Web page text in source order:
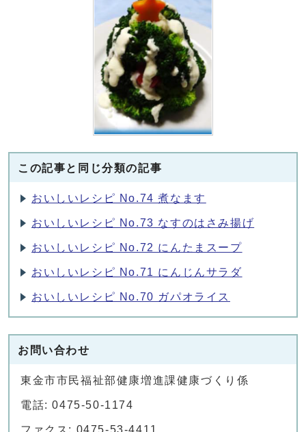
この記事と同じ分類の記事
おいしいレシピ No.74 煮なます
おいしいレシピ No.73 なすのはさみ揚げ
おいしいレシピ No.72 にんたまスープ
おいしいレシピ No.71 にんじんサラダ
おいしいレシピ No.70 ガパオライス
お問い合わせ
東金市市民福祉部健康増進課健康づくり係
電話: 0475-50-1174
ファクス: 0475-53-4411